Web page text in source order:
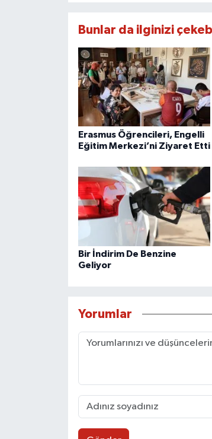
Bunlar da ilginizi
Erasmus Öğrencileri, Engelli
Eğitim Merkezi’ni Ziyaret Etti
Bir İndirim De Benzine
Geliyor
Yorumlar